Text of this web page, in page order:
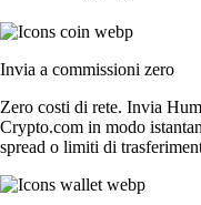
Invia a commissioni zero
Zero costi di rete. Invia
Crypto.com in modo
spread o limiti di